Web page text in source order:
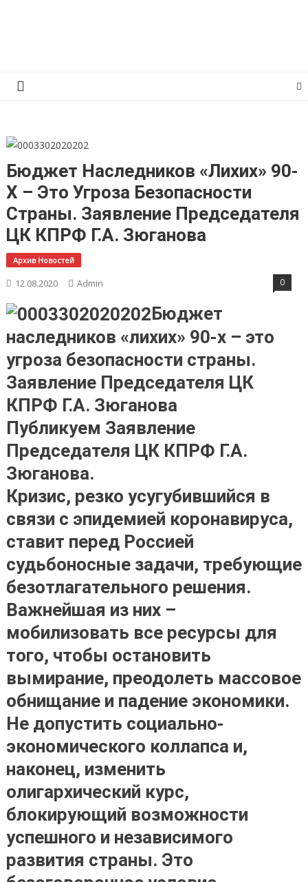
Бюджет Наследников «лихих» 90-
Х – Это Угроза Безопасности
Страны. Заявление Председателя
ЦК КПРФ Г.А. Зюганова
Архив Новостей
12.08.2020 Admin 0
Бюджет
наследников «лихих» 90-х – это
угроза безопасности страны.
Заявление Председателя ЦК
КПРФ Г.А. Зюганова
Публикуем Заявление
Председателя ЦК КПРФ Г.А.
Зюганова.
Кризис, резко усугубившийся в
связи с эпидемией коронавируса,
ставит перед Россией
судьбоносные задачи, требующие
безотлагательного решения.
Важнейшая из них –
мобилизовать все ресурсы для
того, чтобы остановить
вымирание, преодолеть массовое
обнищание и падение экономики.
Не допустить социально-
экономического коллапса и,
наконец, изменить
олигархический курс,
блокирующий возможности
успешного и независимого
развития страны. Это